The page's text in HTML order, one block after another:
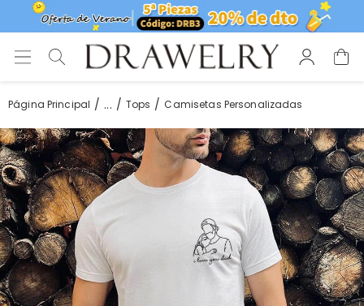
Página Principal ... Tops Camisetas Personalizadas